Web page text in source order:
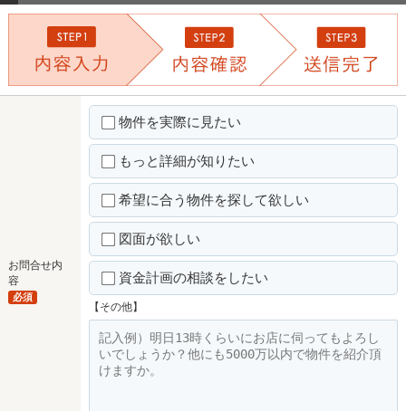
お問合せ内
容
必須
物件を実際に見たい
もっと詳細が知りたい
希望に合う物件を探して欲しい
図面が欲しい
資金計画の相談をしたい
【その他】